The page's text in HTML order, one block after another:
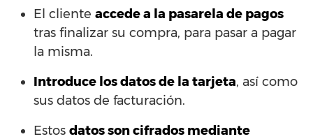
El cliente accede a la pasarela de pagos
tras finalizar su compra, para pasar a pagar
la misma.
Introduce los datos de la tarjeta, así como
sus datos de facturación.
Estos datos son cifrados mediante